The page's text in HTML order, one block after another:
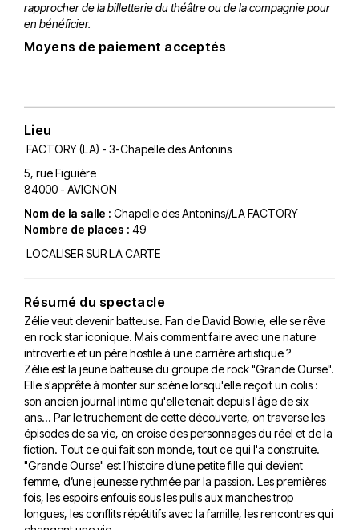
rapprocher de la billetterie du théâtre ou de la compagnie pour
en bénéficier.
Moyens de paiement acceptés
Lieu
FACTORY (LA) - 3-Chapelle des Antonins
5, rue Figuière
84000 - AVIGNON
Nom de la salle : Chapelle des Antonins//LA FACTORY
Nombre de places : 49
LOCALISER SUR LA CARTE
Résumé du spectacle
Zélie veut devenir batteuse. Fan de David Bowie, elle se rêve
en rock star iconique. Mais comment faire avec une nature
introvertie et un père hostile à une carrière artistique ?
Zélie est la jeune batteuse du groupe de rock "Grande Ourse".
Elle s'apprête à monter sur scène lorsqu'elle reçoit un colis :
son ancien journal intime qu'elle tenait depuis l'âge de six
ans... Par le truchement de cette découverte, on traverse les
épisodes de sa vie, on croise des personnages du réel et de la
fiction. Tout ce qui fait son monde, tout ce qui l'a construite.
"Grande Ourse" est l’histoire d’une petite fille qui devient
femme, d’une jeunesse rythmée par la passion. Les premières
fois, les espoirs enfouis sous les pulls aux manches trop
longues, les conflits répétitifs avec la famille, les rencontres qui